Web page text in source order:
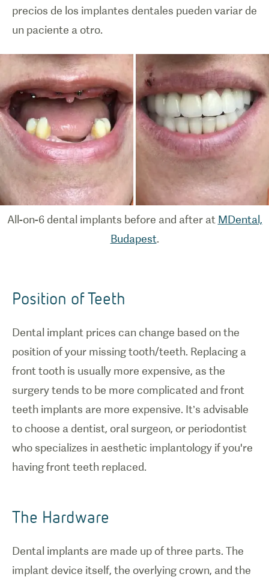
precios de los implantes dentales pueden variar de
un paciente a otro.
All-on-6 dental implants before and after at MDental,
Budapest.
Position of Teeth
Dental implant prices can change based on the
position of your missing tooth/teeth. Replacing a
front tooth is usually more expensive, as the
surgery tends to be more complicated and front
teeth implants are more expensive. It’s advisable
to choose a dentist, oral surgeon, or periodontist
who specializes in aesthetic implantology if you're
having front teeth replaced.
The Hardware
Dental implants are made up of three parts. The
implant device itself, the overlying crown, and the